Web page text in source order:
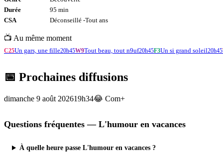
Durée
95 min
CSA
Déconseillé -Tout ans
📺 Au même moment
C25Un gars, une fille20h45W9Tout beau, tout n9uf20h45F3Un si grand soleil20h45
📅 Prochaines diffusions
dimanche 9 août 202619h34😂 Com+
Questions fréquentes — L'humour en vacances
À quelle heure passe L'humour en vacances ?